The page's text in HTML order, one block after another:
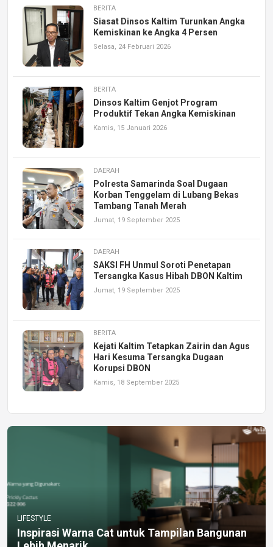
BERITA
Siasat Dinsos Kaltim Turunkan Angka
Kemiskinan ke Angka 4 Persen
Selasa, 24 Februari 2026
BERITA
Dinsos Kaltim Genjot Program
Produktif Tekan Angka Kemiskinan
Kamis, 15 Januari 2026
DAERAH
Polresta Samarinda Soal Dugaan
Korban Tenggelam di Lubang Bekas
Tambang Tanah Merah
Jumat, 19 September 2025
DAERAH
SAKSI FH Unmul Soroti Penetapan
Tersangka Kasus Hibah DBON Kaltim
Jumat, 19 September 2025
BERITA
Kejati Kaltim Tetapkan Zairin dan Agus
Hari Kesuma Tersangka Dugaan
Korupsi DBON
Kamis, 18 September 2025
LIFESTYLE
Inspirasi Warna Cat untuk Tampilan Bangunan